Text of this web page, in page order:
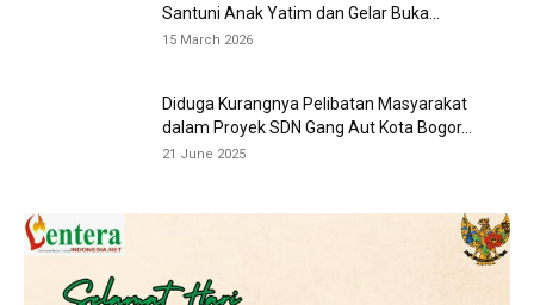
Santuni Anak Yatim dan Gelar Buka...
15 March 2026
Diduga Kurangnya Pelibatan Masyarakat
dalam Proyek SDN Gang Aut Kota Bogor...
21 June 2025